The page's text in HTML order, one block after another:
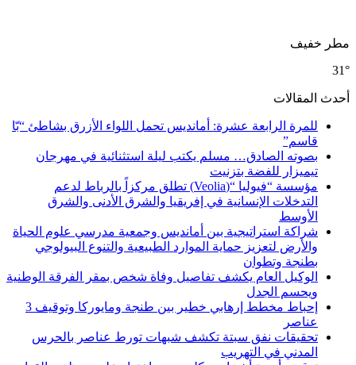
مطر خفيف
31°
أحدث المقالات
للمرة الرابعة عشرة: أمانديس تحمل اللواء الأزرق بشاطئ “بّا
قاسم”
بصوته الصادق… مسلم يكتب ليلة استثنائية في مهرجان
تيميزار للفضة بتزنيت
مؤسسة “فيوليا “(Veolia) تطلق مركزاً بالرباط لدعم
التدخلات الإنسانية في إفريقيا والشرق الأدنى والشرق
الأوسط
شراكة استراتيجية بين أمانديس وجمعية مدرسي علوم الحياة
والأرض لتعزيز حماية الموارد الطبيعية والتنوع البيولوجي
بطنجة وتطوان
الوكيل العام يكشف تفاصيل وفاة شخص بمقر الفرقة الوطنية
ويحسم الجدل
إحباط مخطط إرهابي خطير بين طنجة ومايوركا وتوقيف 3
عناصر
تحقيقات نفق سبتة تكشف شبهات تورط عناصر بالحرس
المدني في التهريب